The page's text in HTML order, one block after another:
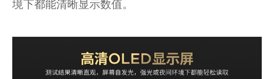
境下都能清晰显示数值。